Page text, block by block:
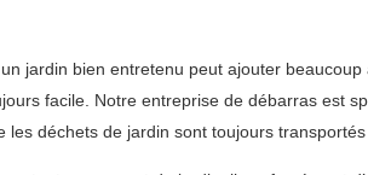
jardin bien entretenu peut ajouter
facile. Notre entreprise de débarras est
déchets de jardin sont toujours